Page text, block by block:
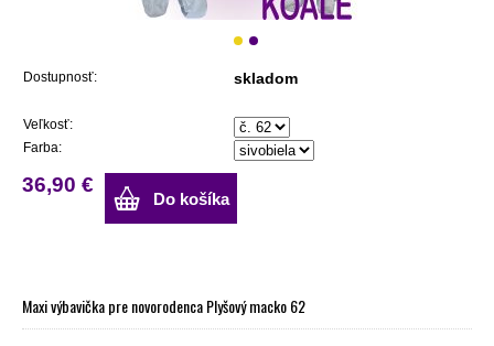
Dostupnosť: skladom
Veľkosť:
Farba:
36,90 €
Do košíka
Maxi výbavička pre novorodenca Plyšový macko 62